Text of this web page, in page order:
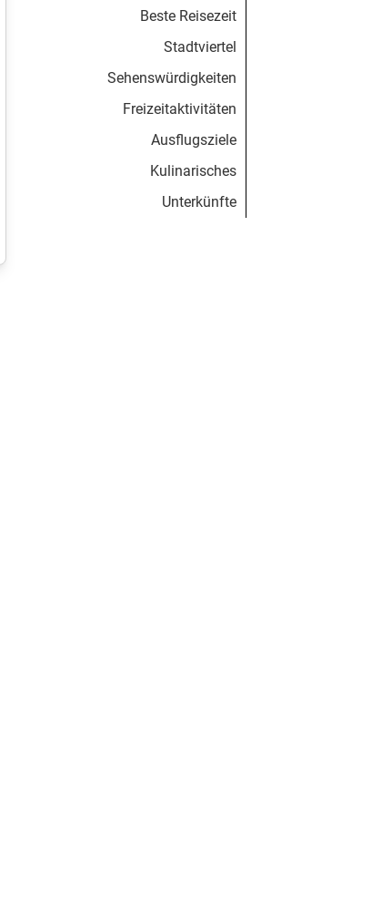
Beste Reisezeit
Stadtviertel
Sehenswürdigkeiten
Freizeitaktivitäten
Ausflugsziele
Kulinarisches
Unterkünfte